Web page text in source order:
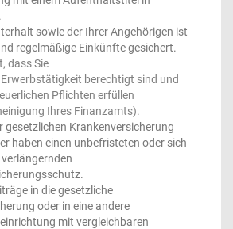
sowie der Ihrer Angehörigen ist
regelmäßige Einkünfte gesichert.
dass Sie
berechtigt sind und
Pflichten erfüllen
Ihres Finanzamts).
gesetzlichen Krankenversicherung
haben einen unbefristeten oder sich
in die gesetzliche
oder in eine andere
mit vergleichbaren